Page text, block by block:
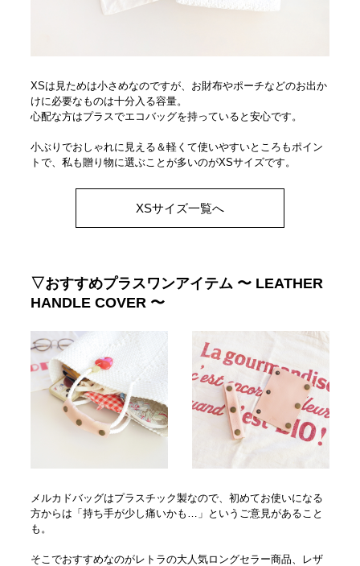
XSは見ためは小さめなのですが、お財布やポーチなどのお出か
けに必要なものは十分入る容量。
心配な方はプラスでエコバッグを持っていると安心です。
小ぶりでおしゃれに見える＆軽くて使いやすいところもポイン
トで、私も贈り物に選ぶことが多いのがXSサイズです。
XSサイズ一覧へ
▽おすすめプラスワンアイテム 〜 LEATHER
HANDLE COVER 〜
メルカドバッグはプラスチック製なので、初めてお使いになる
方からは「持ち手が少し痛いかも…」というご意見があること
も。
そこでおすすめなのがレトラの大人気ロングセラー商品、レザ